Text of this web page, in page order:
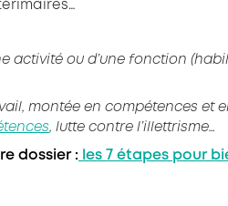
activité ou d’une fonction
montée en compétences et
, lutte contre l’illettrisme…
dossier : les 7 étapes pour